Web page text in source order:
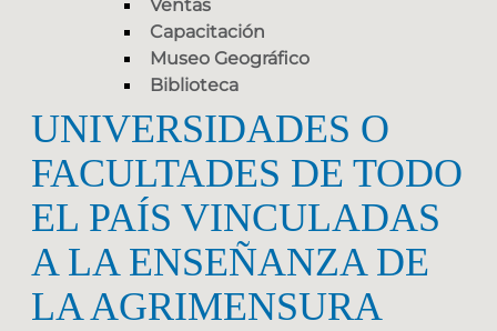
Ventas
Capacitación
Museo Geográfico
Biblioteca
UNIVERSIDADES O
FACULTADES DE TODO
EL PAÍS VINCULADAS
A LA ENSEÑANZA DE
LA AGRIMENSURA